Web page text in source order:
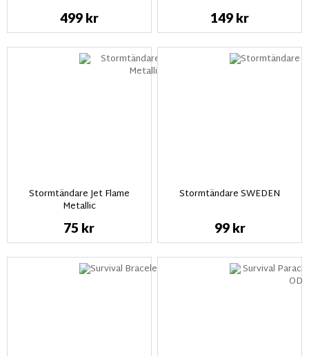
499 kr 149 kr
Stormtändare Jet Flame
Metallic
75 kr
Stormtändare SWEDEN
99 kr